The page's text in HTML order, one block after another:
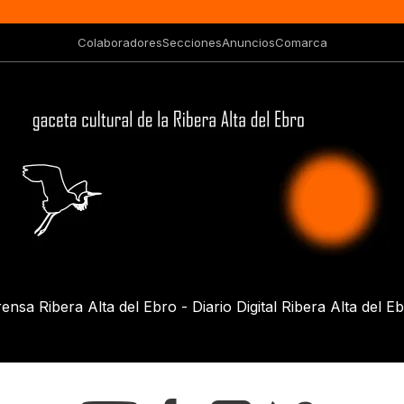
ColaboradoresSeccionesAnunciosComarca
Ribera Alta del Ebro - Diario Digital Ribera Alta del